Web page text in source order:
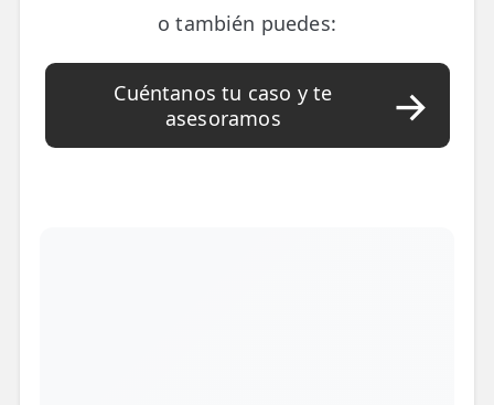
Síndrome Piramidal
Tendinitis de Aquiles
o también puedes:
Cuéntanos tu caso y te
asesoramos